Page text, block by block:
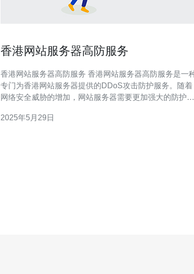
香港网站服务器高防服务
香港网站服务器高防服务 香港网站服务器高防服务是一种
专门为香港网站服务器提供的DDoS攻击防护服务。随着
网络安全威胁的增加，网站服务器需要更加强大的防护机
金融中心，吸引了大量的网络攻击者。网站服务器经常面
2025年5月29日